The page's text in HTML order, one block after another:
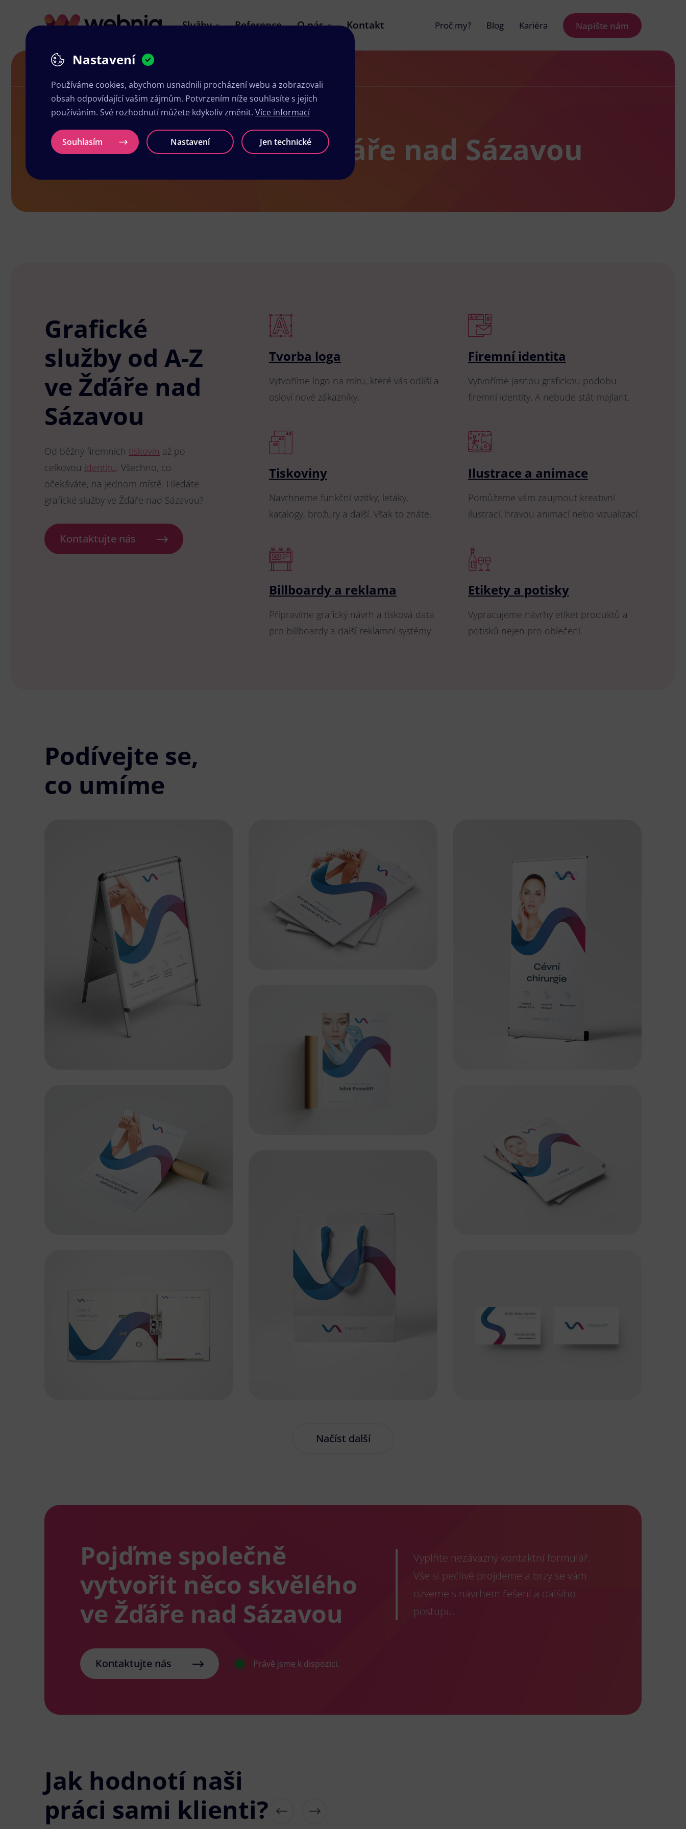
Služby Reference O nás Kontakt Proč my? Blog Kariéra Napište nám
Grafické služby ve Žďáře nad Sázavou
Grafické služby ve Žďáře nad Sázavou
Grafické
služby od A-Z
ve Žďáře nad
Sázavou
Od běžný firemních tiskovin až po
celkovou identitu. Všechno, co
očekáváte, na jednom místě. Hledáte
grafické služby ve Žďáře nad Sázavou?
Kontaktujte nás
Tvorba loga
Vytvoříme logo na míru, které vás odliší a
osloví nové zákazníky.
Firemní identita
Vytvoříme jasnou grafickou podobu
firemní identity. A nebude stát majlant.
Tiskoviny
Navrhneme funkční vizitky, letáky,
katalogy, brožury a další. Však to znáte.
Ilustrace a animace
Pomůžeme vám zaujmout kreativní
ilustrací, hravou animací nebo vizualizací.
Billboardy a reklama
Připravíme grafický návrh a tisková data
pro billboardy a další reklamní systémy.
Etikety a potisky
Vypracujeme návrhy etiket produktů a
potisků nejen pro oblečení.
Podívejte se,
co umíme
Načíst další
Pojďme společně
vytvořit něco skvělého
ve Žďáře nad Sázavou
Vyplňte nezávazný kontaktní formulář.
Vše si pečlivě projdeme a brzy se vám
ozveme s návrhem řešení a dalšího
postupu.
Kontaktujte nás Právě jsme k dispozici.
Jak hodnotí naši
práci sami klienti?
Nastavení
Používáme cookies, abychom usnadnili procházení webu a zobrazovali
obsah odpovídající vašim zájmům. Potvrzením níže souhlasíte s jejich
používáním. Své rozhodnutí můžete kdykoliv změnit. Více informací
Souhlasím Nastavení Jen technické